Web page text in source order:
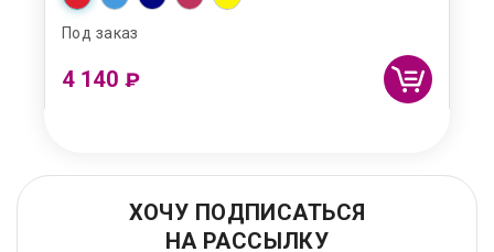
Под заказ
4 140 ₽
ХОЧУ ПОДПИСАТЬСЯ
НА РАССЫЛКУ